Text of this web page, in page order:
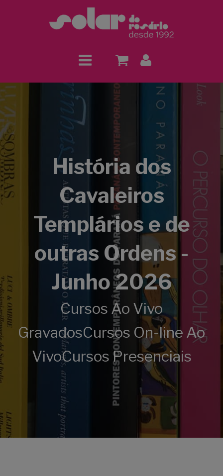
História dos
Cavaleiros
Templários e de
outras Ordens -
Junho 2026
Cursos Ao Vivo
GravadosCursos On-line Ao
VivoCursos Presenciais